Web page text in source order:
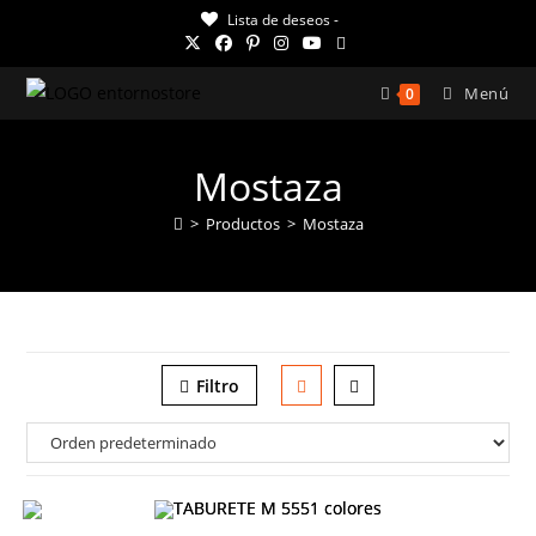
contenido
Lista de deseos -
0 Menú
Mostaza
> Productos > Mostaza
Filtro